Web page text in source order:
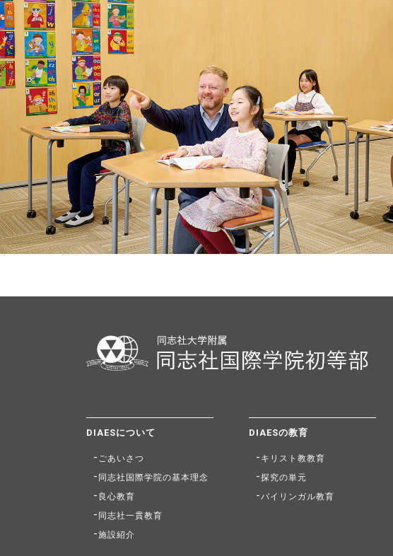
DIAESについて
ごあいさつ
同志社国際学院の基本理念
良心教育
同志社一貫教育
施設紹介
DIAESの教育
キリスト教教育
探究の単元
バイリンガル教育